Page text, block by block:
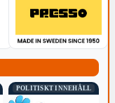
POLITISKT INNEHÅLL